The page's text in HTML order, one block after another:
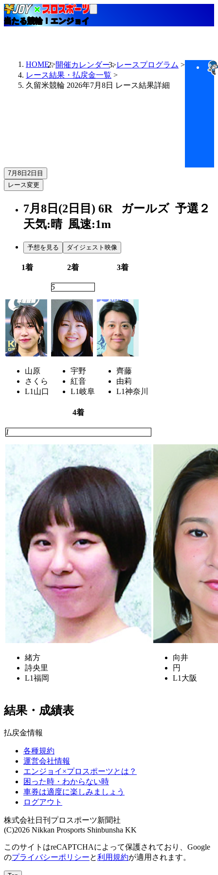
当たる競輪！エンジョイ
HOME 開催カレンダー
レースプログラム
レース結果・払戻金一覧
久留米競輪 2026年7月8日 レース結果詳細
7月8日 2日目
レース変更
7月8日(2日目) 6R ガールズ 予選２
天気:晴 風速:1m
予想を見る ダイジェスト映像
1着 2着 3着
山原
さくら
L1 山口
5
宇野
紅音
L1岐阜
齊藤
由莉
L1神奈川
4着
1
緒方
詩央里
L1福岡
向井
円
L1 大阪
結果・成績表
払戻金情報
各種規約
運営会社情報
エンジョイ×プロスポーツとは？
困った時・わからない時
車券は適度に楽しみましょう
ログアウト
株式会社日刊プロスポーツ新聞社
(C)2026 Nikkan Prosports Shinbunsha KK
このサイトはreCAPTCHAによって保護されており、Google
のプライバシーポリシーと利用規約が適用されます。